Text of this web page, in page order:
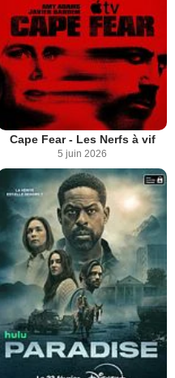
Cape Fear - Les Nerfs à vif
5 juin 2026